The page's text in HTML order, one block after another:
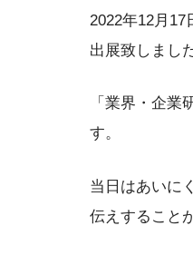
2022年12月
出展致しまし
「業界・企
す。
当日はあいに
伝えすること